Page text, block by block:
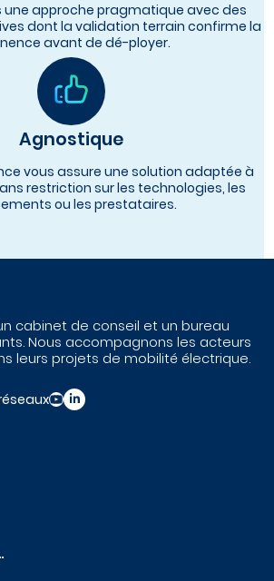
une approche pragmatique avec des
dont la validation terrain confirme la
avant de dé-ployer.
Agnostique
vous assure une solution adaptée à
restriction sur les technologies, les
ou les prestataires.
cabinet de conseil et un bureau
Nous accompagnons les acteurs
leurs projets de mobilité électrique.